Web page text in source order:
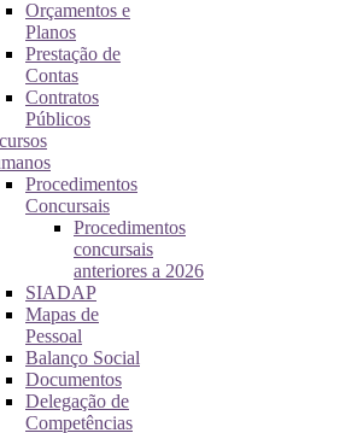
Orçamentos e
Planos
Prestação de
Contas
Contratos
Públicos
Procedimentos
Concursais
Procedimentos
concursais
anteriores a 2026
SIADAP
Mapas de
Pessoal
Balanço Social
Documentos
Delegação de
Competências